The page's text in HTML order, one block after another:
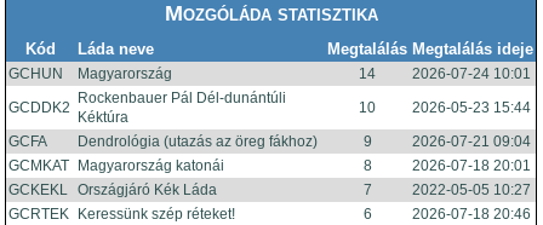
Mozgóláda statisztika
Kód Láda neve Megtalálás Megtalálás ideje
GCHUN Magyarország 14
2026-07-24 10:01
GCDDK2
Rockenbauer Pál Dél-dunántúli
Kéktúra
10
2026-05-23 15:44
GCFA
Dendrológia (utazás az öreg fákhoz) 9
2026-07-21 09:04
GCMKAT
Magyarország katonái 8
2026-07-18 20:01
GCKEKL
Országjáró Kék Láda 7
2022-05-05 10:27
GCRTEK
Keressünk szép réteket! 6
2026-07-18 20:46